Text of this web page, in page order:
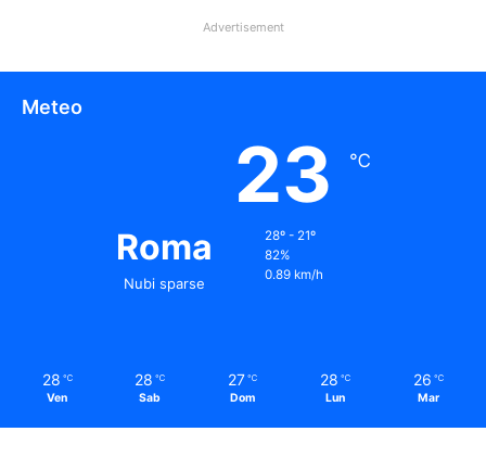
Advertisement
Meteo
Roma
Nubi sparse
23 ℃
28º - 21º
82%
0.89 km/h
28 ℃
Ven
28 ℃
Sab
27 ℃
Dom
28 ℃
Lun
26 ℃
Mar